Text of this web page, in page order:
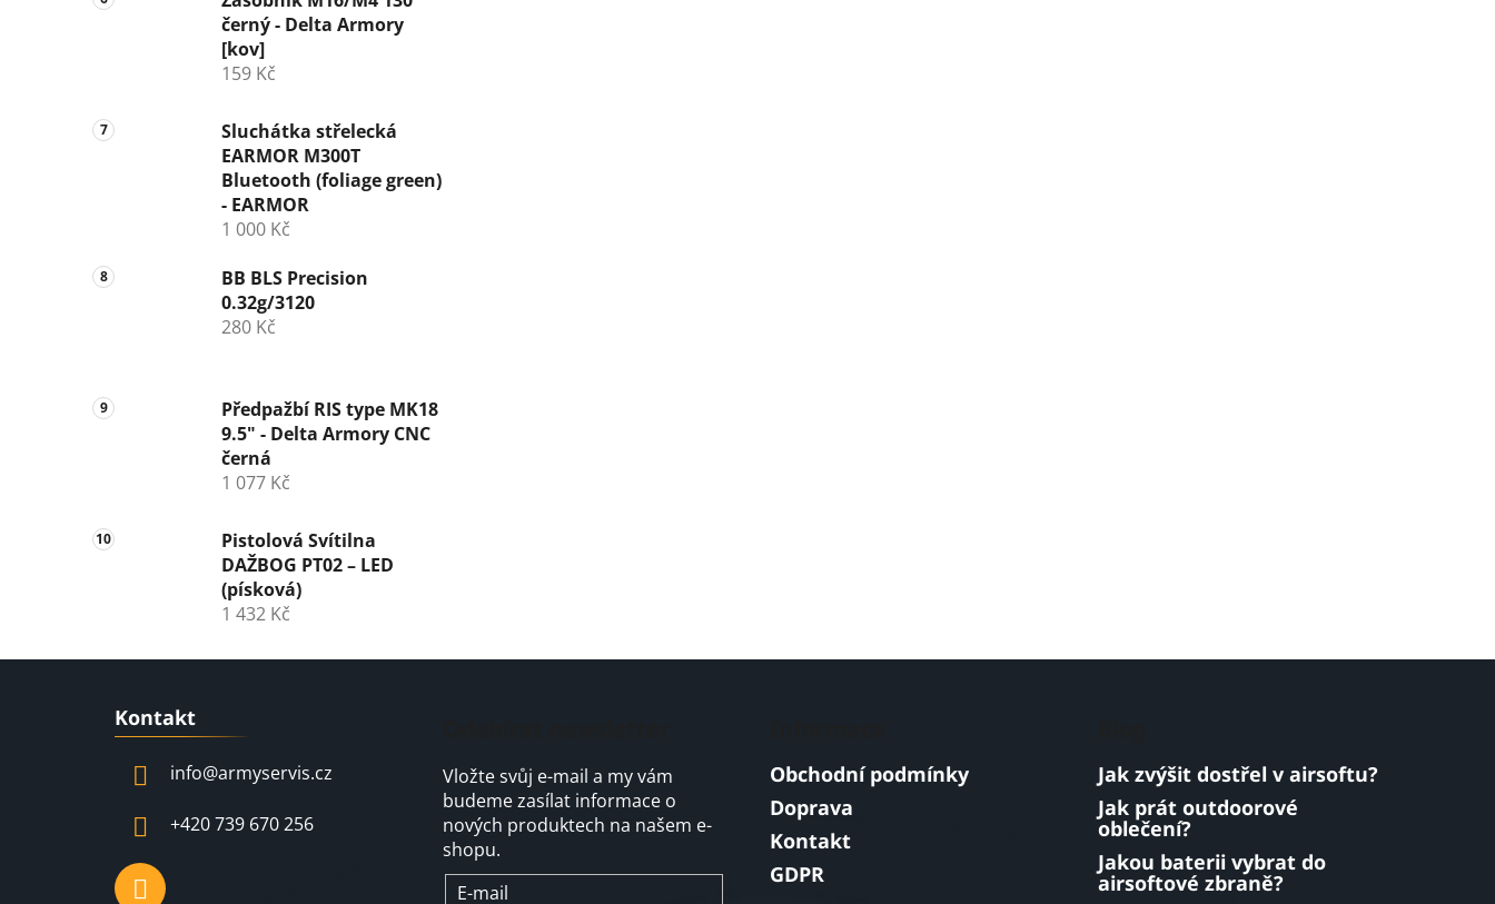
černý - Delta Armory
[kov]
159 Kč
Sluchátka střelecká
EARMOR M300T
Bluetooth (foliage green)
- EARMOR
1 000 Kč
BB BLS Precision
0.32g/3120
280 Kč
Předpažbí RIS type MK18
9.5" - Delta Armory CNC
černá
1 077 Kč
Pistolová Svítilna
DAŽBOG PT02 – LED
(písková)
1 432 Kč
Kontakt
info@armyservis.cz
+420 739 670 256
Vložte svůj e-mail a my vám
budeme zasílat informace o
nových produktech na našem e-
shopu.
E-mail
Obchodní podmínky
Doprava
Kontakt
GDPR
Jak zvýšit dostřel v airsoftu?
Jak prát outdoorové
oblečení?
Jakou baterii vybrat do
airsoftové zbraně?